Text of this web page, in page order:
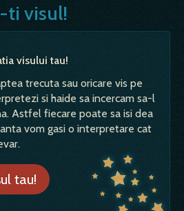
ti visul!
visului tau!
trecuta sau oricare vis pe
si haide sa incercam sa-l
Astfel fiecare poate sa isi dea
vom gasi o interpretare cat
tau!